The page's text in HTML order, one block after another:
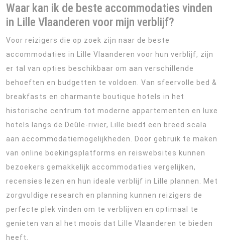
Waar kan ik de beste accommodaties vinden
in Lille Vlaanderen voor mijn verblijf?
Voor reizigers die op zoek zijn naar de beste
accommodaties in Lille Vlaanderen voor hun verblijf, zijn
er tal van opties beschikbaar om aan verschillende
behoeften en budgetten te voldoen. Van sfeervolle bed &
breakfasts en charmante boutique hotels in het
historische centrum tot moderne appartementen en luxe
hotels langs de Deûle-rivier, Lille biedt een breed scala
aan accommodatiemogelijkheden. Door gebruik te maken
van online boekingsplatforms en reiswebsites kunnen
bezoekers gemakkelijk accommodaties vergelijken,
recensies lezen en hun ideale verblijf in Lille plannen. Met
zorgvuldige research en planning kunnen reizigers de
perfecte plek vinden om te verblijven en optimaal te
genieten van al het moois dat Lille Vlaanderen te bieden
heeft.